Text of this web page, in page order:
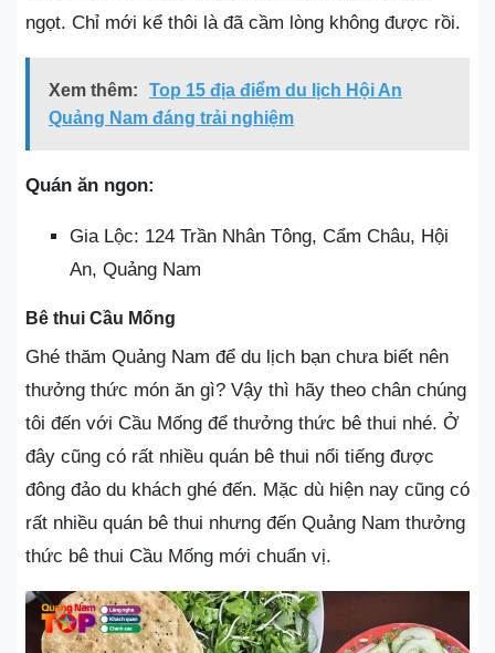
ngọt. Chỉ mới kể thôi là đã cầm lòng không được rồi.
Xem thêm:
Top 15 địa điểm du lịch Hội An
Quảng Nam đáng trải nghiệm
Quán ăn ngon:
Gia Lộc: 124 Trần Nhân Tông, Cẩm Châu, Hội
An, Quảng Nam
Bê thui Cầu Mống
Ghé thăm Quảng Nam để du lịch bạn chưa biết nên
thưởng thức món ăn gì? Vậy thì hãy theo chân chúng
tôi đến với Cầu Mống để thưởng thức bê thui nhé. Ở
đây cũng có rất nhiều quán bê thui nổi tiếng được
đông đảo du khách ghé đến. Mặc dù hiện nay cũng có
rất nhiều quán bê thui nhưng đến Quảng Nam thưởng
thức bê thui Cầu Mống mới chuẩn vị.